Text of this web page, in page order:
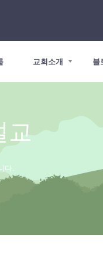
교회소개 블
교
다.